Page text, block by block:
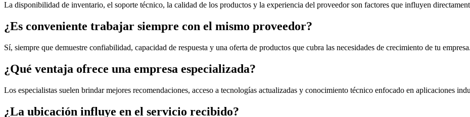
La disponibilidad de inventario, el soporte técnico, la calidad de los productos y la experiencia del proveedor son factores que influyen
¿Es conveniente trabajar siempre con el mismo proveedor?
Sí, siempre que demuestre confiabilidad, capacidad de respuesta y una oferta de productos que cubra las necesidades de crecimiento de tu empresa.
¿Qué ventaja ofrece una empresa especializada?
Los especialistas suelen brindar mejores recomendaciones, acceso a tecnologías actualizadas y conocimiento técnico enfocado en aplicaciones
¿La ubicación influye en el servicio recibido?